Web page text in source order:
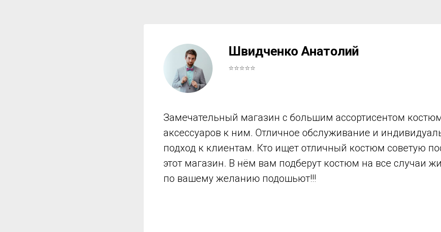
Швидченко Анатолий
⭐⭐⭐⭐⭐
Замечательный магазин с большим ассортисентом
аксессуаров к ним. Отличное обслуживание и
подход к клиентам. Кто ищет отличный костюм советую
этот магазин. В нём вам подберут костюм на все случаи
по вашему желанию подошьют!!!